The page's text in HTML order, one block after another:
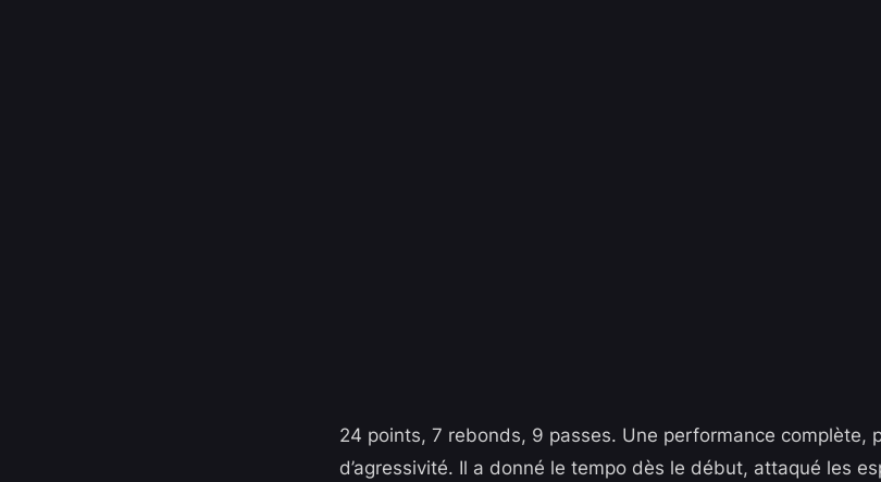
24 points, 7 rebonds, 9 passes. Une performance complète,
d’agressivité. Il a donné le tempo dès le début, attaqué les